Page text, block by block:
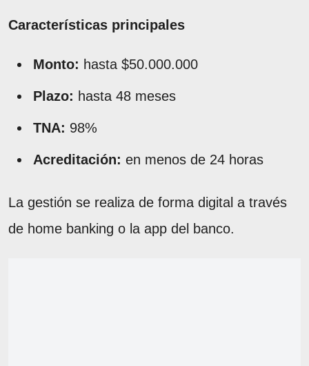
Características principales
Monto: hasta $50.000.000
Plazo: hasta 48 meses
TNA: 98%
Acreditación: en menos de 24 horas
La gestión se realiza de forma digital a través
de home banking o la app del banco.